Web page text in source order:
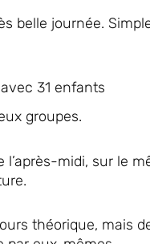
belle journée.
31 enfants
groupes.
l’après-midi, sur le
théorique, mais